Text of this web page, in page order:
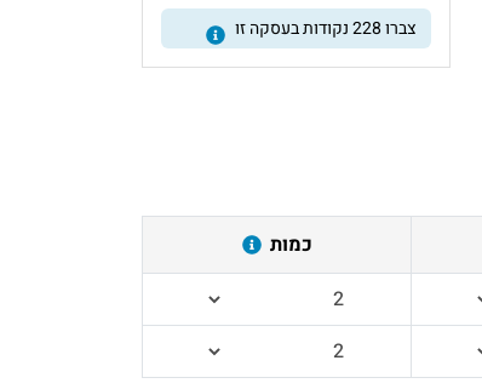
צברו228נקודות בעסקה זו
כמות